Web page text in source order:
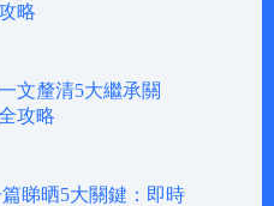
略
文釐清5大繼承關
攻略
篇睇晒5大關鍵：即時